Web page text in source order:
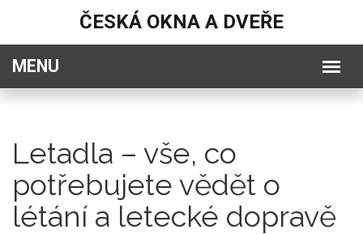
ČESKÁ OKNA A DVEŘE
Letadla – vše, co
potřebujete vědět o
létání a letecké dopravě